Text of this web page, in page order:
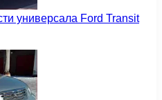
универсала Ford Transit